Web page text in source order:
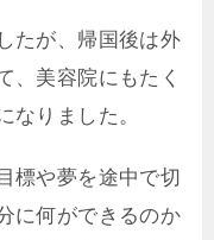
たが、帰国後は外
、美容院にもたく
なりました。
標や夢を途中で切
に何ができるのか